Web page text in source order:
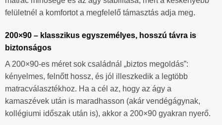
felületnél a komfortot a megfelelő támasztás adja meg.
200×90 – klasszikus egyszemélyes, hosszú távra is
biztonságos
A 200×90-es méret sok családnál „biztos megoldás”:
kényelmes, felnőtt hossz, és jól illeszkedik a legtöbb
matracválasztékhoz. Ha a cél az, hogy az ágy a
kamaszévek után is maradhasson (akár vendégágynak,
kollégiumi időszak után is), akkor a 200×90 gyakran nyerő.